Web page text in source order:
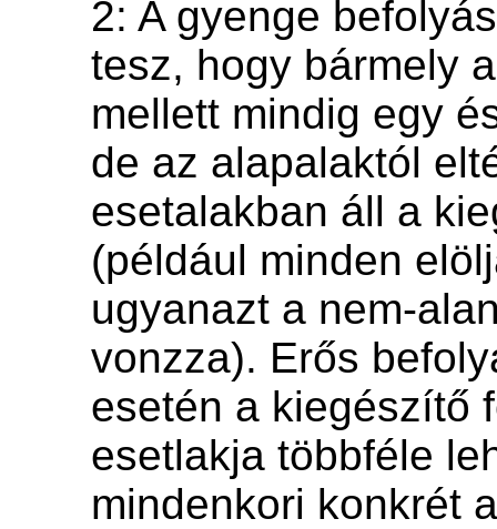
2: A gyenge
tesz, hogy bármely
mellett mindig egy
de az alapalaktól
esetalakban áll a
(például minden
ugyanazt a nem-
vonzza). Erős
esetén a kiegészítő
esetlakja többféle
mindenkori konkrét